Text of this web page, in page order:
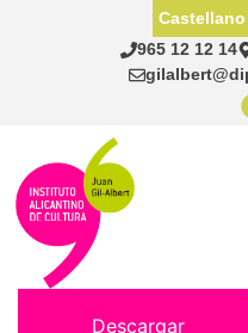
965 12 12 14
Castellano
Descargar